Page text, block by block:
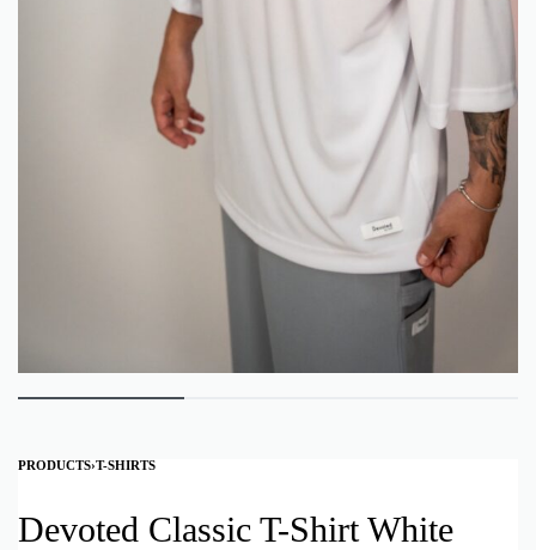
PRODUCTS›T-SHIRTS
Devoted Classic T-Shirt White